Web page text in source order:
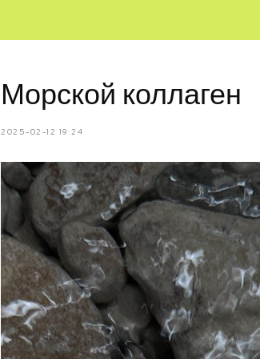
Морской коллаген
2025-02-12 19:24